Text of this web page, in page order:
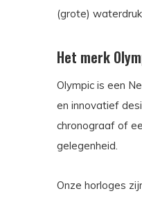
(grote)
Het merk
Olympic is een
en innovatief
chronograaf of
gelegenheid.
Onze horloges